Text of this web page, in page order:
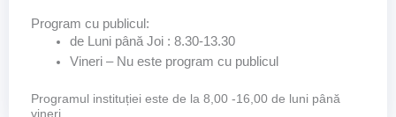
Program cu publicul:
de Luni până Joi : 8.30-13.30
Vineri – Nu este program cu publicul
Programul instituției este de la 8,00 -16,00 de luni până
vineri